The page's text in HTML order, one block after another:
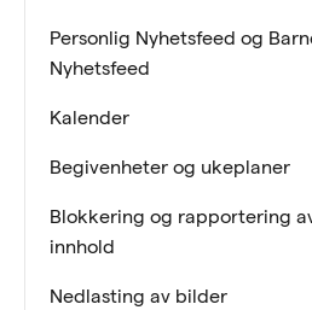
Personlig Nyhetsfeed og
Nyhetsfeed
Kalender
Begivenheter og ukeplaner
Blokkering og rapportering
innhold
Nedlasting av bilder